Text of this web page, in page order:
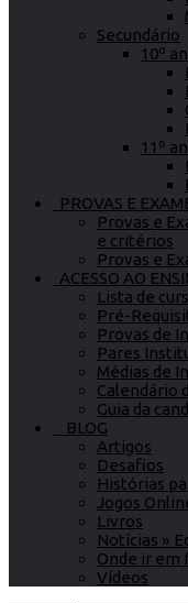
Secundário
10º
11º
PROVAS E
Provas e
e critérios
Provas e
ACESSO AO
Lista de
Pré-
Provas de
Pares
Médias de
Calendário
Guia da
BLOG
Artigos
Desafios
Histórias
Jogos
Livros
Notícias »
Onde ir em
Vídeos